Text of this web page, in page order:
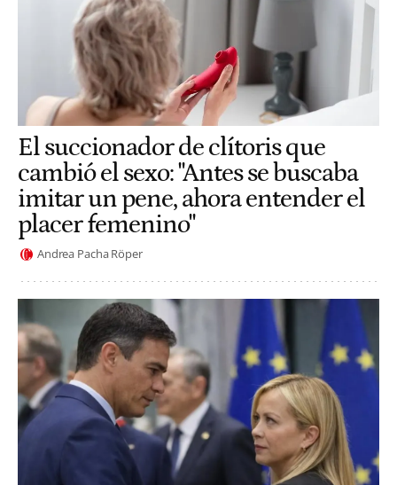
El succionador de clítoris que
cambió el sexo: "Antes se buscaba
imitar un pene, ahora entender el
placer femenino"
Andrea Pacha Röper